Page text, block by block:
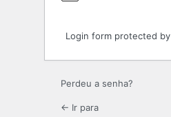
Login form protected by
Perdeu a senha?
← Ir para